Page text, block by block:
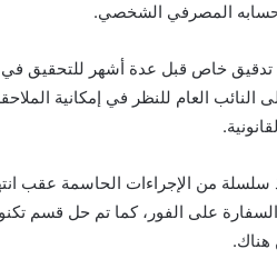
تدقيق خاص قبل عدة أشهر للتحقيق
النائب العام للنظر في إمكانية
سلسلة من الإجراءات الحاسمة عقب
السفارة على الفور، كما تم حل قسم
هناك.